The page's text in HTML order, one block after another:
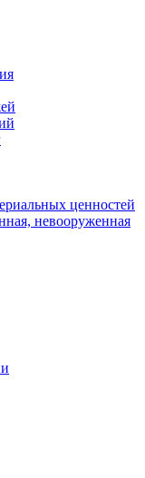
ценностей
невооруженная